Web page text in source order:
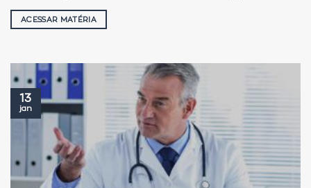
ACESSAR MATÉRIA
13
jan